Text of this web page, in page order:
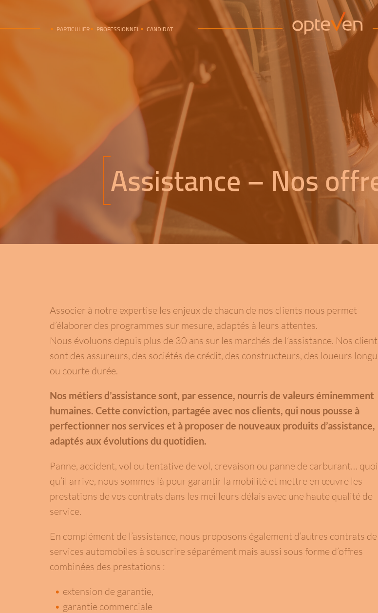
PARTICULIER PROFESSIONNEL CANDIDAT
Assistance – Nos
Associer à notre expertise les enjeux de chacun de nos clients nous permet
d’élaborer des programmes sur mesure, adaptés à leurs attentes.
Nous évoluons depuis plus de 30 ans sur les marchés de l’assistance. Nos
sont des assureurs, des sociétés de crédit, des constructeurs, des loueurs
ou courte durée.
Nos métiers d’assistance sont, par essence, nourris de valeurs éminemment
humaines. Cette conviction, partagée avec nos clients, qui nous pousse à
perfectionner nos services et à proposer de nouveaux produits d’assistance,
adaptés aux évolutions du quotidien.
Panne, accident, vol ou tentative de vol, crevaison ou panne de carburant… quoi
qu’il arrive, nous sommes là pour garantir la mobilité et mettre en œuvre les
prestations de vos contrats dans les meilleurs délais avec une haute qualité de
service.
En complément de l’assistance, nous proposons également d’autres contrats de
services automobiles à souscrire séparément mais aussi sous forme d’offres
combinées des prestations :
extension de garantie,
garantie commerciale